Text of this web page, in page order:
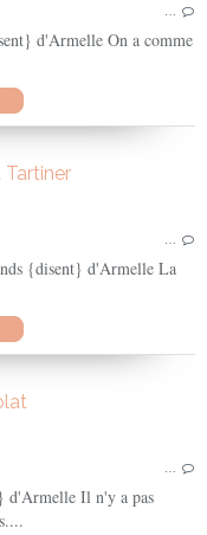
…
d'Armelle On a comme
…
{disent} d'Armelle La
…
d'Armelle Il n'y a pas